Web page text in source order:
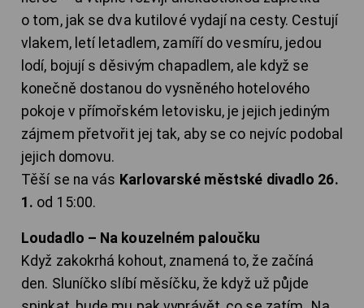
o tom, jak se dva kutilové vydají na cesty. Cestují
vlakem, letí letadlem, zamíří do vesmíru, jedou
lodí, bojují s děsivým chapadlem, ale když se
konečně dostanou do vysněného hotelového
pokoje v přímořském letovisku, je jejich jediným
zájmem přetvořit jej tak, aby se co nejvíc podobal
jejich domovu.
Těší se na vás Karlovarské městské divadlo 26.
1. od 15:00.
Loudadlo – Na kouzelném paloučku
Když zakokrhá kohout, znamená to, že začíná
den. Sluníčko slíbí měsíčku, že když už půjde